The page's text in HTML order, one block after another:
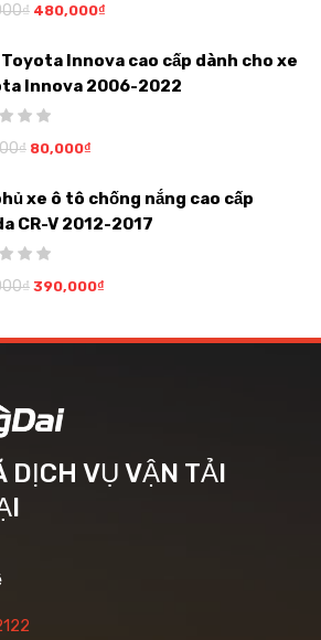
₫ 480,000₫
Innova cao cấp dành cho xe
Innova 2006-2022
₫ 80,000₫
xe ô tô chống nắng cao cấp
CR-V 2012-2017
₫ 390,000₫
DỊCH VỤ VẬN TẢI